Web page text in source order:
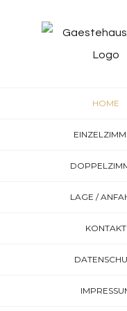
HOME
LAGE /
KONTAKT